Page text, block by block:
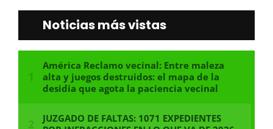
Noticias más vistas